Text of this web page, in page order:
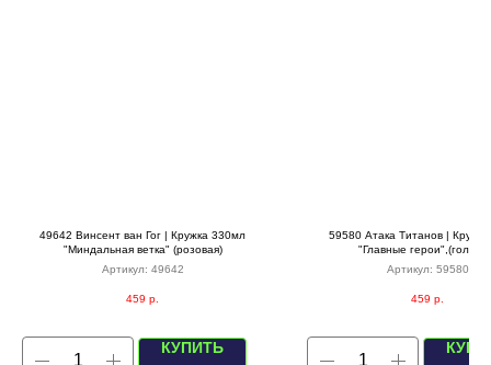
49642 Винсент ван Гог | Кружка 330мл
"Миндальная ветка" (розовая)
Артикул: 49642
459 р.
КУПИТЬ
59580 Атака Титанов |
"Главные
Артикул: 59580
459 р.